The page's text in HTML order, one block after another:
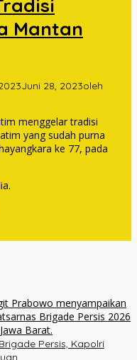
Mantan
Juni 28, 2023oleh
menggelar tradisi
yang sudah purna
ke 77, pada
Persis, Kapolri